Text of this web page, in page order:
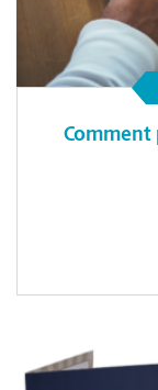
Comment